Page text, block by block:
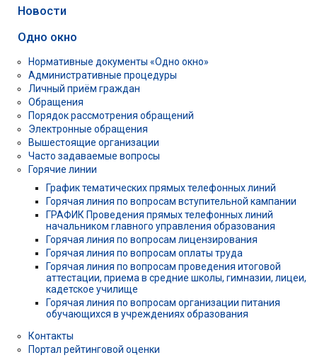
Новости
Одно окно
Нормативные документы «Одно окно»
Административные процедуры
Личный приём граждан
Обращения
Порядок рассмотрения обращений
Электронные обращения
Вышестоящие организации
Часто задаваемые вопросы
Горячие линии
График тематических прямых телефонных линий
Горячая линия по вопросам вступительной кампании
ГРАФИК Проведения прямых телефонных линий
начальником главного управления образования
Горячая линия по вопросам лицензирования
Горячая линия по вопросам оплаты труда
Горячая линия по вопросам проведения итоговой
аттестации, приема в средние школы, гимназии, лицеи,
кадетское училище
Горячая линия по вопросам организации питания
обучающихся в учреждениях образования
Контакты
Портал рейтинговой оценки